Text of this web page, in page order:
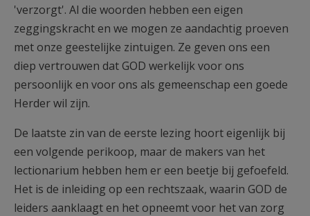
'verzorgt'. Al die woorden hebben een eigen
zeggingskracht en we mogen ze aandachtig proeven
met onze geestelijke zintuigen. Ze geven ons een
diep vertrouwen dat GOD werkelijk voor ons
persoonlijk en voor ons als gemeenschap een goede
Herder wil zijn.
De laatste zin van de eerste lezing hoort eigenlijk bij
een volgende perikoop, maar de makers van het
lectionarium hebben hem er een beetje bij gefoefeld.
Het is de inleiding op een rechtszaak, waarin GOD de
leiders aanklaagt en het opneemt voor het van zorg